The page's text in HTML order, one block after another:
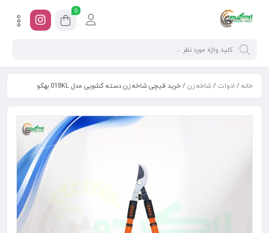
0
خانه / ادوات /شاخه زن / خرید قیچی شاخه زن دسته کشویی مدل 018KL بهکو